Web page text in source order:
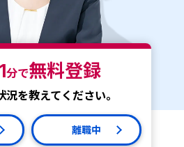
分で無料登録
を教えてください。
離職中